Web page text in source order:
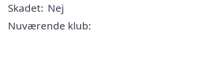
Skadet: Nej
Nuværende klub: